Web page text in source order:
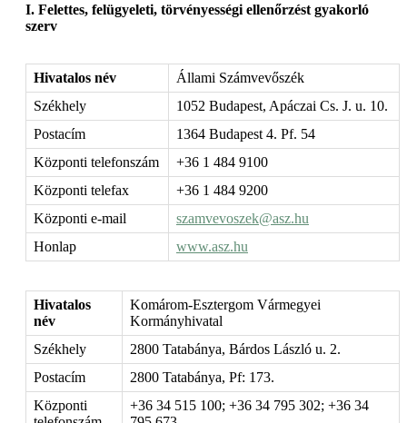
I. Felettes, felügyeleti, törvényességi ellenőrzést gyakorló
szerv
Hivatalos név
Állami Számvevőszék
Székhely
1052 Budapest, Apáczai Cs. J. u. 10.
Postacím
1364 Budapest 4. Pf. 54
Központi telefonszám
+36 1 484 9100
Központi telefax
+36 1 484 9200
Központi e-mail
szamvevoszek@asz.hu
Honlap
www.asz.hu
Hivatalos
név
Komárom-Esztergom Vármegyei
Kormányhivatal
Székhely
2800 Tatabánya, Bárdos László u. 2.
Postacím
2800 Tatabánya, Pf: 173.
Központi
+36 34 515 100; +36 34 795 302; +36 34